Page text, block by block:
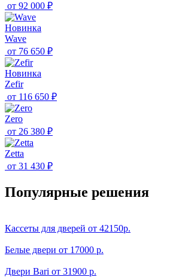
от 92 000 ₽
Новинка
Wave
от 76 650 ₽
Новинка
Zefir
от 116 650 ₽
Zero
от 26 380 ₽
Zetta
от 31 430 ₽
Популярные решения
Кассеты для дверей от 42150р.
Белые двери от 17000 р.
Двери Bari от 31900 р.